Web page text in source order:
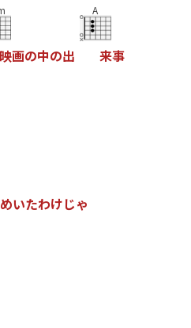
映画の中の出
A
来事
めいたわけじゃ